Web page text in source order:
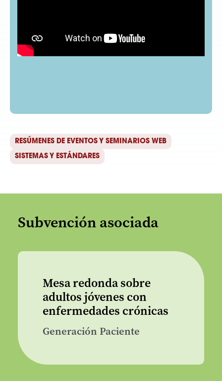
RESÚMENES DE EVENTOS Y SEMINARIOS WEB
SISTEMAS Y ESTÁNDARES
Subvención asociada
Mesa redonda sobre
adultos jóvenes con
enfermedades crónicas
Generación Paciente